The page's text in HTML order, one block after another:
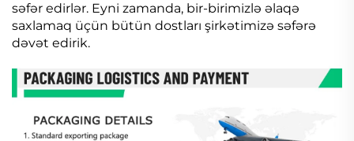
səfər edirlər. Eyni zamanda, bir-birimizlə əlaqə
saxlamaq üçün bütün dostları şirkətimizə səfərə
dəvət edirik.